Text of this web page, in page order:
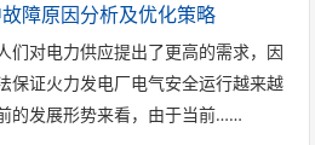
障原因分析及优化策略
们对电力供应提出了更高的需求，因
保证火力发电厂电气安全运行越来越
的发展形势来看，由于当前……